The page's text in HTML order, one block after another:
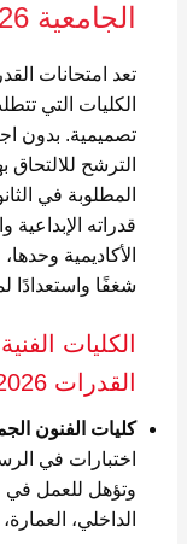
الجامعية 2026
تعد امتحانات
الكليات التي
تصميمية. بدون
الترشح
المطلوبة في
قدراته الإبداعية
الأكاديمية
شغفًا واستعدادًا
الكليات
القدرات 2026
كليات الفنون
اختبارات في
وتؤهل للعمل في
الداخلي،